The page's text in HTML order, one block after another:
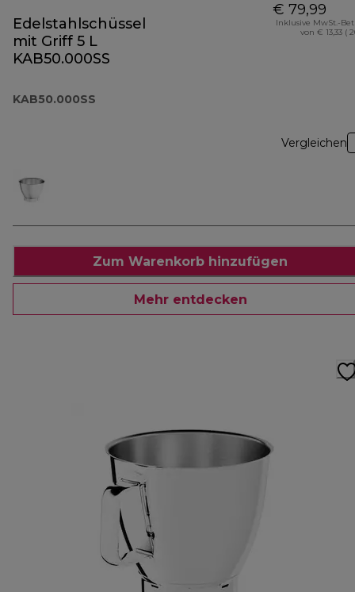
Edelstahlschüssel
mit Griff 5 L
KAB50.000SS
KAB50.000SS
€ 79,99
Inklusive MwSt.-
von € 13,33 (
Vergleichen
Zum Warenkorb hinzufügen
Mehr entdecken